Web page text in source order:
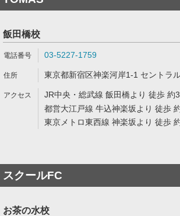
飯田橋校
03-5227-1759
東京都新宿区神楽河岸1-1 セントラ
JR中央・総武線 飯田橋より 徒歩 約
都営大江戸線 牛込神楽坂より 徒歩
東京メトロ東西線 神楽坂より 徒歩
スクールFC
お茶の水校